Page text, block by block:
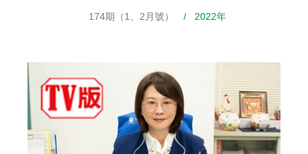
網站連結
聯絡我們
174期（1、2月號） / 2022年